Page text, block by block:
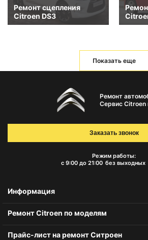
Ремонт сцепления
Citroen DS3
Показать еще
Ремонт
Сервис Citroen
Режим работы:
с 9:00 до 21:00 без выходных
Заказать звонок
Информация
Ремонт Citroen по моделям
Прайс-лист на ремонт Ситроен